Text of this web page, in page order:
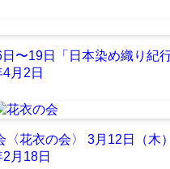
〜19日「日本染め織り紀行
月2日
〈花衣の会〉 3月12日（木
月18日